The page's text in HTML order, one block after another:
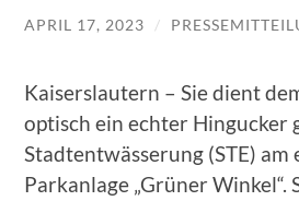
APRIL 17, 2023 /
Kaiserslautern – Sie dient
optisch ein echter Hingucker
Stadtentwässerung (STE)
Parkanlage „Grüner